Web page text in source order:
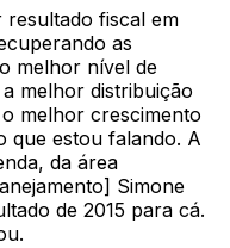
resultado fiscal em
as
melhor nível de
melhor distribuição
melhor crescimento
que estou falando. A
da área
Simone
de 2015 para cá.